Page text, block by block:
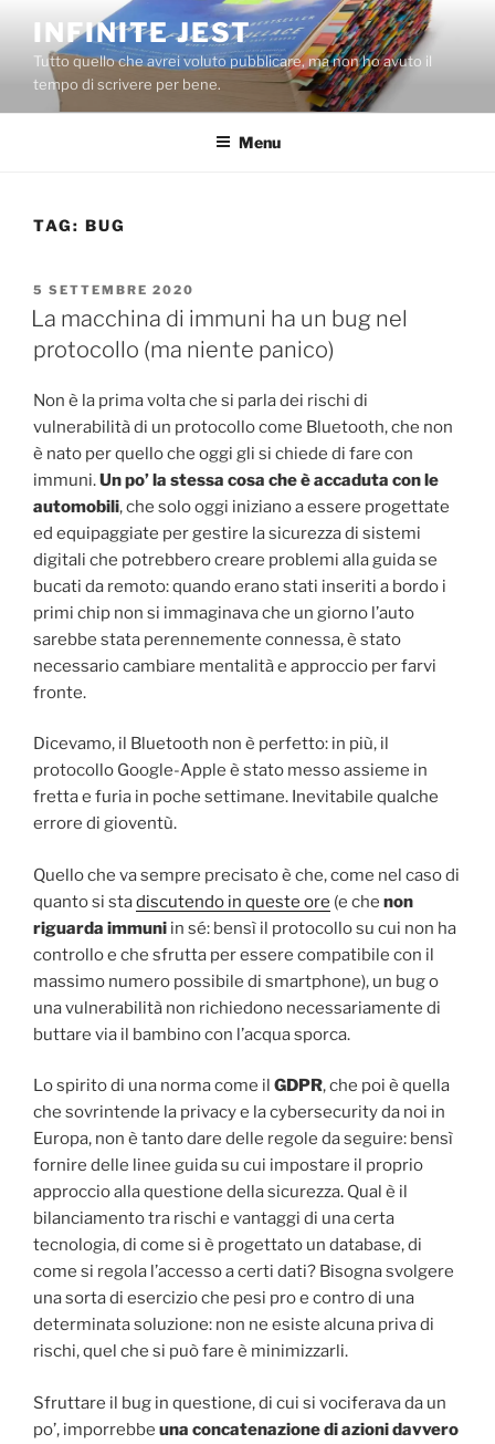
contenuto
INFINITE JEST
Tutto quello che avrei voluto pubblicare, ma non ho avuto il
tempo di scrivere per bene.
Menu
TAG: BUG
PUBBLICATO
IL
5 SETTEMBRE 2020
La macchina di immuni ha un bug nel
protocollo (ma niente panico)
Non è la prima volta che si parla dei rischi di
vulnerabilità di un protocollo come Bluetooth, che non
è nato per quello che oggi gli si chiede di fare con
immuni.Un po’ la stessa cosa che è accaduta con le
automobili, che solo oggi iniziano a essere progettate
ed equipaggiate per gestire la sicurezza di sistemi
digitali che potrebbero creare problemi alla guida se
bucati da remoto: quando erano stati inseriti a bordo i
primi chip non si immaginava che un giorno l’auto
sarebbe stata perennemente connessa, è stato
necessario cambiare mentalità e approccio per farvi
fronte.
Dicevamo, il Bluetooth non è perfetto: in più, il
protocollo Google-Apple è stato messo assieme in
fretta e furia in poche settimane. Inevitabile qualche
errore di gioventù.
Quello che va sempre precisato è che, come nel caso di
quanto si stadiscutendo in queste ore (e che non
riguarda immuni in sé: bensì il protocollo su cui non ha
controllo e che sfrutta per essere compatibile con il
massimo numero possibile di smartphone), un bug o
una vulnerabilità non richiedono necessariamente di
buttare via il bambino con l’acqua sporca.
Lo spirito di una norma come il GDPR, che poi è quella
che sovrintende la privacy e la cybersecurity da noi in
Europa, non è tanto dare delle regole da seguire: bensì
fornire delle linee guida su cui impostare il proprio
approccio alla questione della sicurezza. Qual è il
bilanciamento tra rischi e vantaggi di una certa
tecnologia, di come si è progettato un database, di
come si regola l’accesso a certi dati? Bisogna svolgere
una sorta di esercizio che pesi pro e contro di una
determinata soluzione: non ne esiste alcuna priva di
rischi, quel che si può fare è minimizzarli.
Sfruttare il bug in questione, di cui si vociferava da un
po’, imporrebbe una concatenazione di azioni davvero